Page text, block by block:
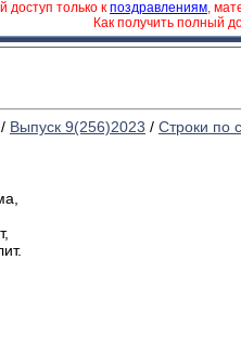
доступ только к поздравлениям,
Как получить полный
/ Выпуск 9(256)2023 / Строки по